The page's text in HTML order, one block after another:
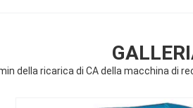
della ricarica di CA della macchina di